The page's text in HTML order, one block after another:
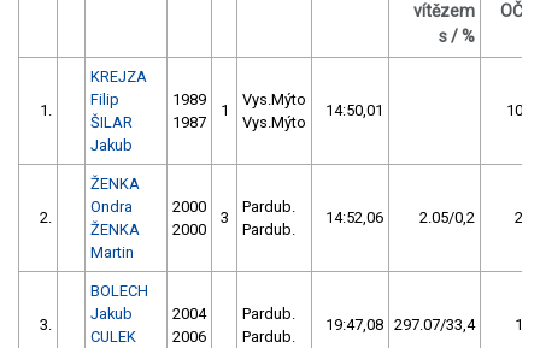
vítězem
s / %
OČ
1.
KREJZA
Filip
ŠILAR
Jakub
1989
1987
1
Vys.Mýto
Vys.Mýto
14:50,01 10
2.
ŽENKA
Ondra
ŽENKA
Martin
2000
2000
3
Pardub.
Pardub.
14:52,06 2.05/0,2 2
3.
BOLECH
Jakub
CULEK
2004
2006
Pardub.
Pardub.
19:47,08 297.07/33,4 1